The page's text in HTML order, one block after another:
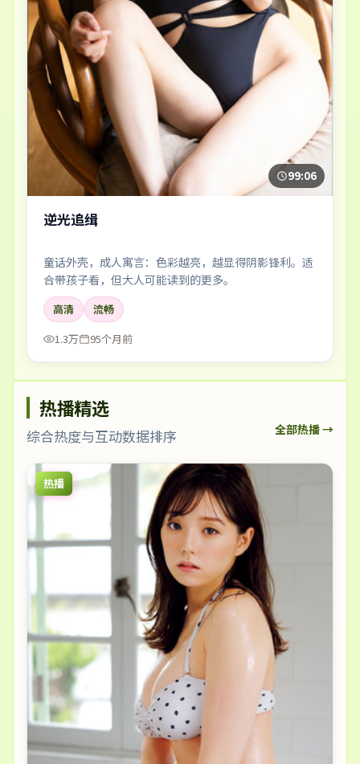
99:06
逆光追缉
童话外壳，成人寓言：色彩越亮，越显得阴影锋利。适
合带孩子看，但大人可能读到的更多。
高清
流畅
1.3万
95个月前
热播精选
综合热度与互动数据排序 全部热播 →
热播